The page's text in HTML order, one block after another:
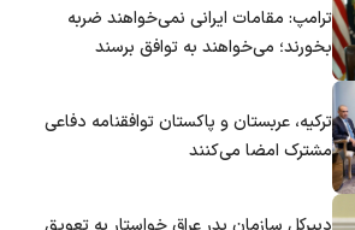
ترامپ: مقامات ایرانی نمی‌خواهند ضربه
بخورند؛ می‌خواهند به توافق برسند
ترکیه، عربستان و پاکستان توافقنامه دفاعی
مشترک امضا می‌کنند